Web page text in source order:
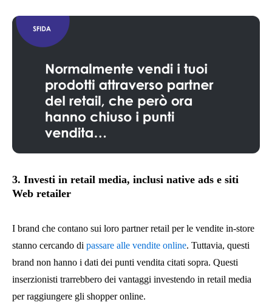
3. Investi in retail media, inclusi native ads e siti
Web retailer
I brand che contano sui loro partner retail per le vendite in-store
stanno cercando di passare alle vendite online. Tuttavia, questi
brand non hanno i dati dei punti vendita citati sopra. Questi
inserzionisti trarrebbero dei vantaggi investendo in retail media
per raggiungere gli shopper online.